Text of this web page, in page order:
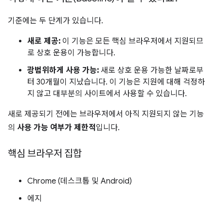
기준에는 두 단계가 있습니다.
새로 제공: 이 기능은 모든 핵심 브라우저에서 지원되므
로 상호 운용이 가능합니다.
광범위하게 사용 가능: 새로 상호 운용 가능한 날짜로부
터 30개월이 지났습니다. 이 기능은 지원에 대해 걱정하
지 않고 대부분의 사이트에서 사용할 수 있습니다.
새로 제공되기 전에는 브라우저에서 아직 지원되지 않는 기능
의 사용 가능 여부가 제한적입니다.
핵심 브라우저 집합
Chrome (데스크톱 및 Android)
에지